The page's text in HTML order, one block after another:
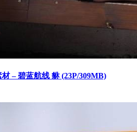
材 – 碧蓝航线 貅 (23P/309MB)